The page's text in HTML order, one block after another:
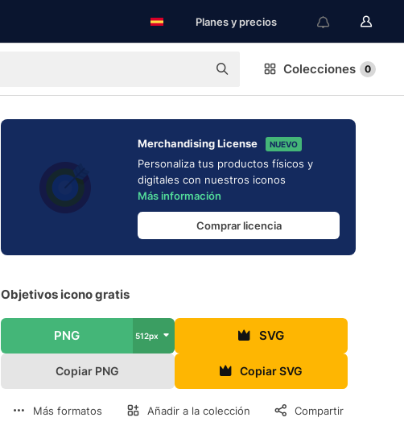
Planes y precios
Colecciones 0
Merchandising License NUEVO
Personaliza tus productos físicos y
digitales con nuestros iconos
Más información
Comprar licencia
Objetivos icono gratis
PNG 512px SVG
Copiar PNG Copiar SVG
Más formatos Añadir a la colección Compartir